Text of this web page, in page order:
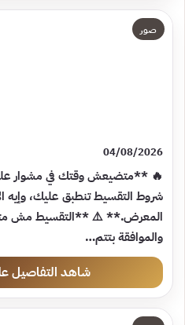
صور
04/08/2026
🔥 **متضيعش وقتك في مشوار
شروط التقسيط تنطبق عليك، وإيه
المعرض.** ⚠️ **التقسيط مش
والموافقة بتتم…
شاهد التفاصيل